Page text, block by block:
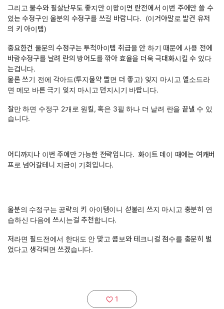
그리고 불수와 필살난무도 좋지만 이왕이면 란전에서 이번 주에만 쓸 수
있는 수정구인 울분의 수정구를 쓰길 바랍니다. (이거야말로 발컨 유저
의 키 아이템)
중요한건 울분의 수정구는 투척아이템 취급을 안 하기 때문에 사용 전에
바람수정구를 날려 란의 방어도를 깎아 효율을 더욱 극대화시킬 수 있다
는겁니다.
물론 쓰기 전에 각아드(투지물약 빨면 더 좋고) 잊지 마시고 엘소드라
면 메모 바른 극기 잊지 마시고 던지시기 바랍니다.
잘만 하면 수정구 2개로 원킬, 혹은 3필 하나 더 날려 란을 끝낼 수 있
습니다.
어디까지나 이번 주에만 가능한 전략입니다. 화이트 데이 때에는 여캐버
프로 넘어갈테니 지금이 기회입니다.
울분의 수정구는 공략의 키 아이템이니 섣불리 쓰지 마시고 충분히 연
습하신 다음에 쓰시는걸 추천합니다.
저라면 필드전에서 한대도 안 맞고 콤보와 테크니컬 점수를 충분히 벌
었다고 생각되면 쓰겠습니다.
추천하기:
1